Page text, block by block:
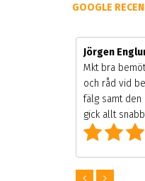
GOOGLE
Jörgen
Mkt bra
och råd vid
fälg samt den
gick allt